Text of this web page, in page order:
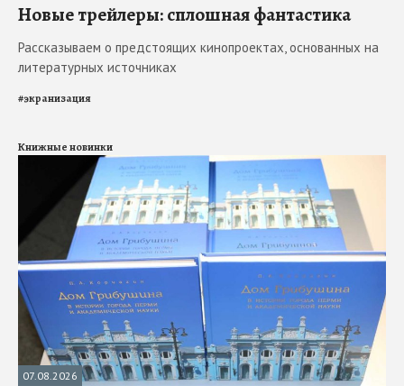
Новые трейлеры: сплошная фантастика
Рассказываем о предстоящих кинопроектах, основанных на
литературных источниках
#экранизация
Книжные новинки
07.08.2026